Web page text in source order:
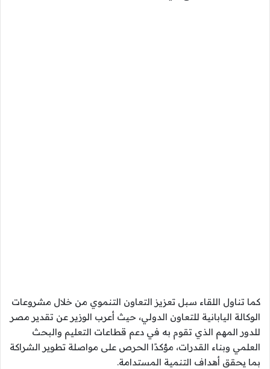
كما تناول اللقاء سبل تعزيز التعاون التنموي من خلال مشروعات
الوكالة اليابانية للتعاون الدولي، حيث أعرب الوزير عن تقدير مصر
للدور المهم الذي تقوم به في دعم قطاعات التعليم والبحث
العلمي وبناء القدرات، مؤكدًا الحرص على مواصلة تطوير الشراكة
بما يحقق أهداف التنمية المستدامة.